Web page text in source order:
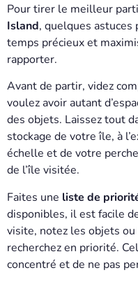
Pour tirer le meilleur
Island, quelques astuces
temps précieux et
rapporter.
Avant de partir, videz
voulez avoir autant
des objets. Laissez tout
stockage de votre île, à
échelle et de votre
de l’île visitée.
Faites une liste de
disponibles, il est facile
visite, notez les objets ou
recherchez en priorité.
concentré et de ne pas